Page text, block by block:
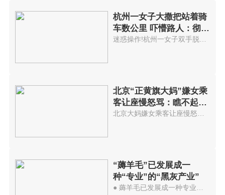
杭州一女子大撒把站着骑
车数公里 吓懵路人：彻底
服了
迷惑操作!杭州一女子双手脱把站...
北京“正黄旗大妈”嫌女乘
客让座慢怒骂：瞧不起外
地人
“薅羊毛”已发展成一
种“专业”的“黑灰产业”
● 薅羊毛已发展成一种专业的黑...